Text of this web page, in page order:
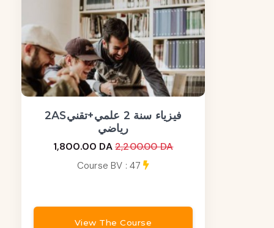
2ASفيزياء سنة 2 علمي+تقني
رياضي
1,800.00 DA 2,200.00 DA
Course BV : 47
View The Course